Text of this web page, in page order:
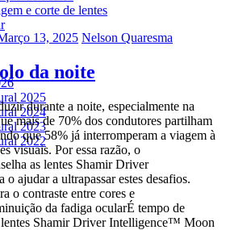
e corte de lentes
2025
2024
2023
2022
13, 2025 Author
Nelson Quaresma
da noite
durante a noite, especialmente na
mais de 70% dos condutores partilham
que 58% já interromperam a viagem à
visuais. Por essa razão, o
as lentes Shamir Driver
ajudar a ultrapassar estes desafios.
o contraste entre cores e
da fadiga ocularÉ tempo de
lentes Shamir Driver Intelligence™ Moon